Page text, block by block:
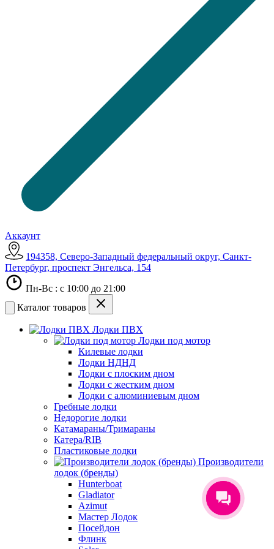
Аккаунт
194358, Северо-Западный федеральный округ, Санкт-
Петербург, проспект Энгельса, 154
Пн-Вс : с 10:00 до 21:00
Каталог товаров
Лодки ПВХ
Лодки под мотор
Килевые лодки
Лодки НДНД
Лодки с плоским дном
Лодки с жестким дном
Лодки с алюминиевым дном
Гребные лодки
Недорогие лодки
Катамараны/Тримараны
Катера/RIB
Пластиковые лодки
Производители
лодок (бренды)
Hunterboat
Gladiator
Azimut
Мастер Лодок
Посейдон
Флинк